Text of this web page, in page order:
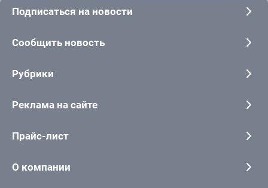
Подписаться на новости
Сообщить новость
Рубрики
Реклама на сайте
Прайс-лист
О компании